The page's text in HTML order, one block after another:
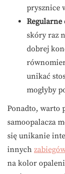
prysznice
skóry raz
dobrej
unikać
mogłyby
Ponadto, warto
samoopalacza
się unikanie
innych
na kolor